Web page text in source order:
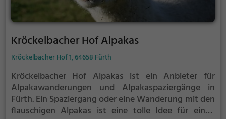
Kröckelbacher Hof Alpakas
Kröckelbacher Hof 1, 64658 Fürth
Kröckelbacher Hof Alpakas ist ein Anbieter für
Alpakawanderungen und Alpakaspaziergänge in
Fürth.Ein Spaziergang oder eine Wanderung mit den
flauschigen Alpakas ist eine tolle Idee für einen